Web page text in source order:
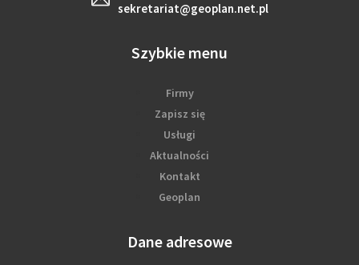
sekretariat@geoplan.net.pl
Szybkie menu
Firmy
Zapisz się
Usługi
Aktualności
Kontakt
Geoplan
Dane adresowe